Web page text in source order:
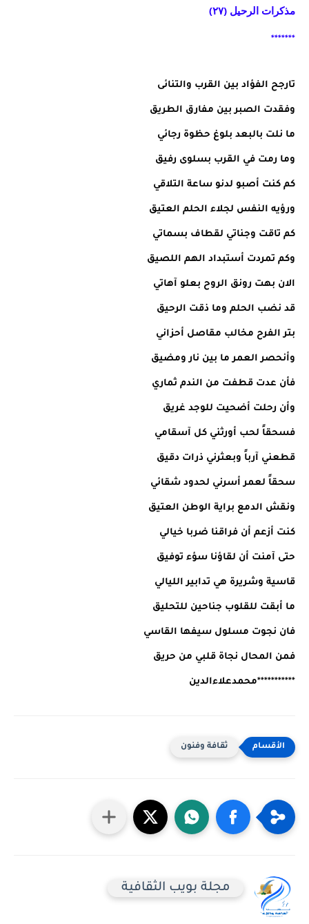
مذكرات الرحيل (٢٧)
*******
تارجح الفؤاد بين القرب والتنائى
وفقدت الصبر بين مفارق الطريق
ما نلت بالبعد بلوغ حظوة رجائي
وما رمت في القرب بسلوى رفيق
كم كنت أصبو لدنو ساعة التلاقي
ورؤيه النفس لجلاء الحلم العتيق
كم تاقت وجناتي لقطاف بسماتي
وكم تمردت أستبداد الهم اللصيق
الان بهت رونق الروح بعلو آهاتي
قد نضب الحلم وما ذقت الرحيق
بتر الفرح مخالب مقاصل أحزاني
وأنحصر العمر ما بين نار ومضيق
فأن عدت قطفت من الندم ثماري
وأن رحلت أضحيت للوجد غريق
فسحقاً لحب أورثني كل آسقامي
قطعني آرباً وبعثرني ذرات دقيق
سحقاً لعمر أسرني لحدود شقائي
ونقش الدمع براية الوطن العتيق
كنت أزعم أن فراقنا ضربا خيالي
حتى آمنت أن لقاؤنا سؤء توفيق
قاسية وشريرة هي تدابير الليالي
ما أبقت للقلوب جناحين للتحليق
فان نجوت مسلول سيفها القاسي
فمن المحال نجاة قلبي من حريق
***********محمدعلاءالدين
ثقافة وفنون
مجلة بويب الثقافية